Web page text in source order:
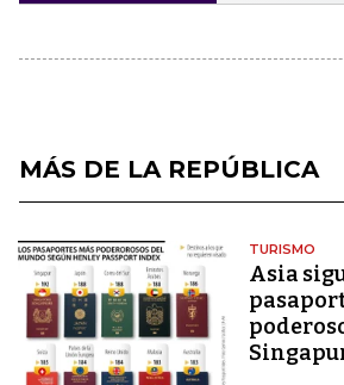
MÁS DE LA REPÚBLICA
TURISMO
Asia